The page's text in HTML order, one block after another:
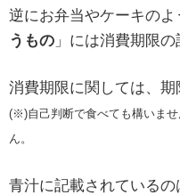
逆にお弁当やケーキのよ
うもの 」には消費期限
消費期限に関しては、期
(※)自己判断で食べても構いま
ん。
青汁に記載されているの